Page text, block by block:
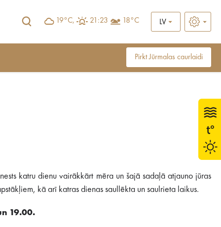
19°C, 21:23 18°C LV
Pirkt Jūrmalas caurlaidi
katru dienu vairākkārt mēra un šajā sadaļā atjauno jūras
kā arī katras dienas saullēkta un saulrieta laikus.
19.00.